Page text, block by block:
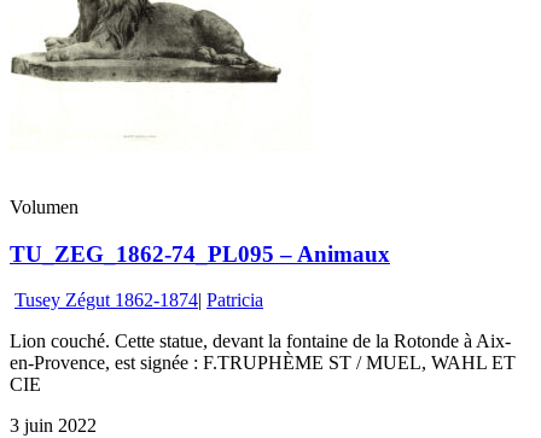
Volumen
TU_ZEG_1862-74_PL095 – Animaux
Tusey Zégut 1862-1874| Patricia
Lion couché. Cette statue, devant la fontaine de la Rotonde à Aix-
en-Provence, est signée : F.TRUPHÈME ST / MUEL, WAHL ET
CIE
3 juin 2022